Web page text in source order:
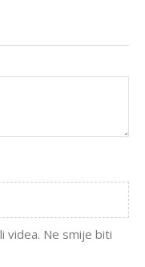
videa. Ne smije biti